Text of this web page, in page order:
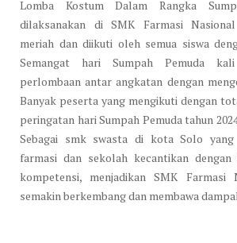
Lomba Kostum Dalam Rangka
dilaksanakan di SMK Farmasi
meriah dan diikuti oleh semua siswa
Semangat hari Sumpah Pemuda
perlombaan antar angkatan dengan
Banyak peserta yang mengikuti dengan
peringatan hari Sumpah Pemuda tahun
Sebagai smk swasta di kota Solo yang
farmasi dan sekolah kecantikan
kompetensi, menjadikan SMK Farmasi
semakin berkembang dan membawa